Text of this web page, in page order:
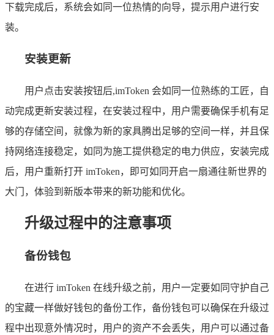
下载完成后，系统会如同一位热情的向导，提示用户进行安
装。
安装更新
用户点击安装按钮后,imToken 会如同一位熟练的工匠，自
动完成更新安装过程，在安装过程中，用户需要确保手机有足
够的存储空间，就像为新的家具腾出足够的空间一样，并且保
持网络连接稳定，如同为施工提供稳定的电力供应，安装完成
后，用户重新打开 imToken，即可如同开启一扇通往新世界的
大门，体验到新版本带来的新功能和优化。
升级过程中的注意事项
备份钱包
在进行 imToken 在线升级之前，用户一定要如同守护自己
的宝藏一样做好钱包的备份工作，备份钱包可以确保在升级过
程中出现意外情况时，用户的资产不会丢失，用户可以通过备